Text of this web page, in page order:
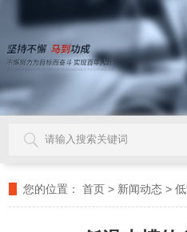
您的位置： 首页 > 新闻动态 >